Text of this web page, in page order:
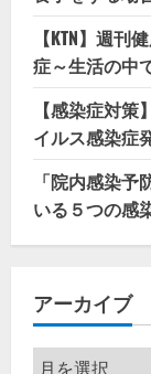
【KTN】週
症～生活の中
【感染症対
イルス感染症
「院内感染
いる５つの感
アーカイブ
ア